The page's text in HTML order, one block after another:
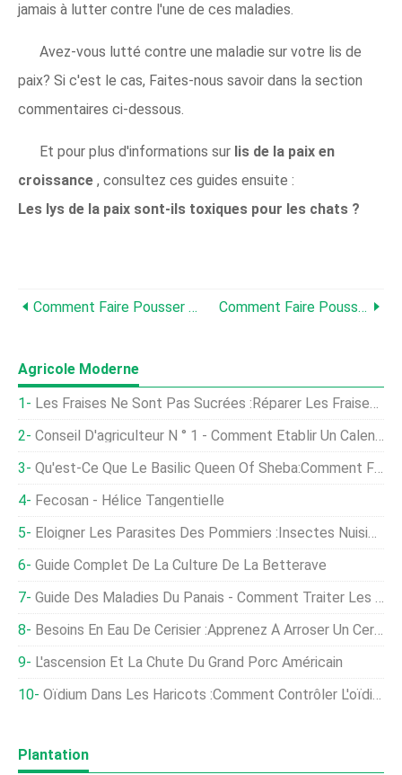
jamais à lutter contre l'une de ces maladies.
Avez-vous lutté contre une maladie sur votre lis de
paix? Si c'est le cas, Faites-nous savoir dans la section
commentaires ci-dessous.
Et pour plus d'informations sur lis de la paix en
croissance , consultez ces guides ensuite :
Les lys de la paix sont-ils toxiques pour les chats ?
Comment Faire Pousser Et Entretenir Les Azalées Dans Des Conteneurs Comment Faire Pousser Du Cotonéaster
Agricole Moderne
Les Fraises Ne Sont Pas Sucrées :réparer Les Fraises Aigres Qui Poussent Dans Votre Jardin
Conseil D'agriculteur N ° 1 - Comment Établir Un Calendrier De Plantation
Qu'est-Ce Que Le Basilic Queen Of Sheba:Comment Faire Pousser Des Herbes De Basilic Queen Of Sheba
Fecosan - Hélice Tangentielle
Éloigner Les Parasites Des Pommiers :insectes Nuisibles Courants Affectant Les Pommes
Guide Complet De La Culture De La Betterave
Guide Des Maladies Du Panais - Comment Traiter Les Panais Malades Dans Le Jardin
Besoins En Eau De Cerisier :Apprenez À Arroser Un Cerisier
L'ascension Et La Chute Du Grand Porc Américain
Oïdium Dans Les Haricots :Comment Contrôler L'oïdium Sur Les Haricots
Plantation